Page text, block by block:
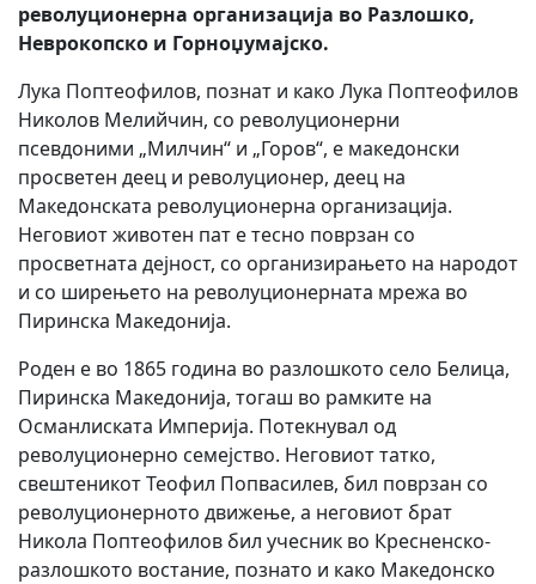
револуционерна организација во Разлошко,
Неврокопско и Горноџумајско.
Лука Поптеофилов, познат и како Лука Поптеофилов
Николов Мелийчин, со револуционерни
псевдоними „Милчин“ и „Горов“, е македонски
просветен деец и револуционер, деец на
Македонската револуционерна организација.
Неговиот животен пат е тесно поврзан со
просветната дејност, со организирањето на народот
и со ширењето на револуционерната мрежа во
Пиринска Македонија.
Роден е во 1865 година во разлошкото село Белица,
Пиринска Македонија, тогаш во рамките на
Османлиската Империја. Потекнувал од
револуционерно семејство. Неговиот татко,
свештеникот Теофил Попвасилев, бил поврзан со
револуционерното движење, а неговиот брат
Никола Поптеофилов бил учесник во Кресненско-
разлошкото востание, познато и како Македонско